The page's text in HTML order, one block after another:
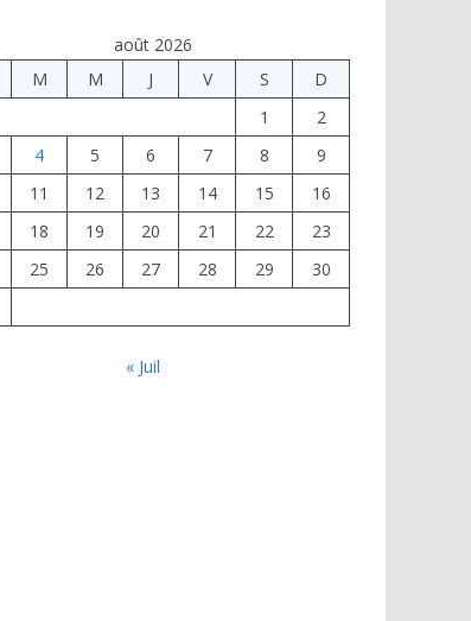
août 2026
M M J V S
D
1
2
4 5 6 7 8
9
11 12 13 14 15
16
18 19 20 21 22
23
25 26 27 28 29
30
« Juil